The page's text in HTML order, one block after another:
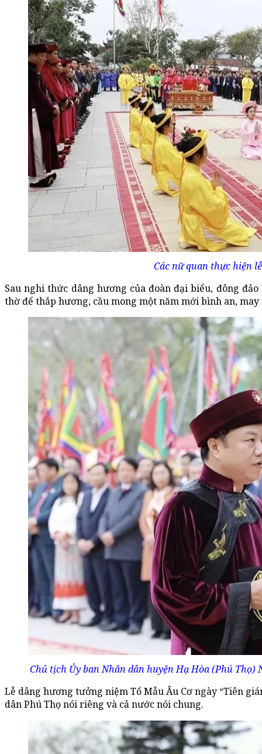
Các nữ quan thực hiện
Sau nghi thức dâng hương của đoàn đại biểu, đông
thờ để thắp hương, cầu mong một năm mới bình an, may
Chủ tịch Ủy ban Nhân dân huyện Hạ Hòa (Phú Thọ)
Lễ dâng hương tưởng niệm Tổ Mẫu Âu Cơ ngày “Tiên
dân Phú Thọ nói riêng và cả nước nói chung.